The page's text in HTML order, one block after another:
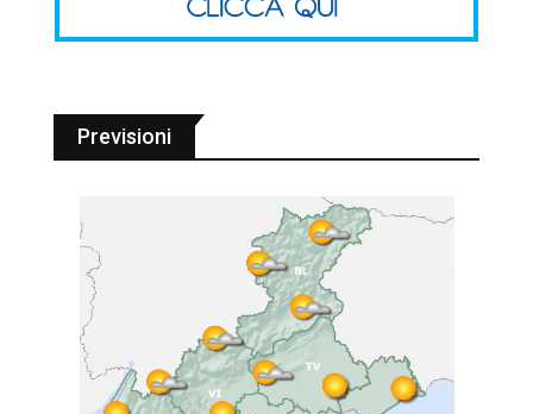
Previsioni